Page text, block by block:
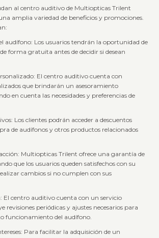
al centro auditivo de Multiopticas Trilent
amplia variedad de beneficios y promociones.
audífono: Los usuarios tendrán la oportunidad de
forma gratuita antes de decidir si desean
El centro auditivo cuenta con
que brindarán un asesoramiento
en cuenta las necesidades y preferencias de
Los clientes podrán acceder a descuentos
de audífonos y otros productos relacionados
Multiopticas Trilent ofrece una garantía de
que los usuarios queden satisfechos con su
cambios si no cumplen con sus
El centro auditivo cuenta con un servicio
revisiones periódicas y ajustes necesarios para
funcionamiento del audífono.
Para facilitar la adquisición de un